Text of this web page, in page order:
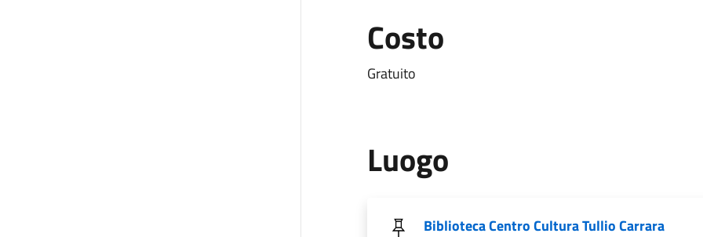
Costo
Gratuito
Luogo
Biblioteca Centro Cultura Tullio Carrara